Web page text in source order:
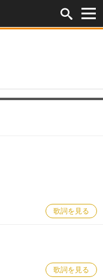
歌詞を見る
歌詞を見る